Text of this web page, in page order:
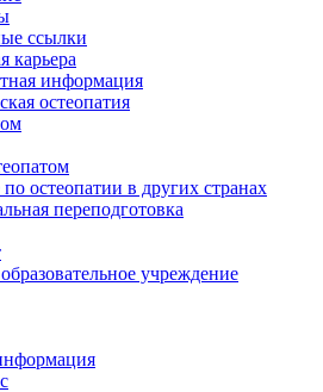
ссылки
карьера
информация
остеопатия
остеопатии в других странах
переподготовка
учреждение